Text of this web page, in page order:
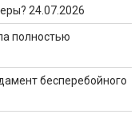
24.07.2026
полностью
бесперебойного